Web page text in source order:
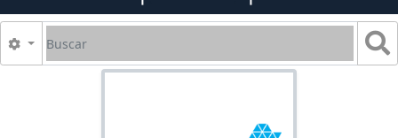
Buscar
Opções de busca